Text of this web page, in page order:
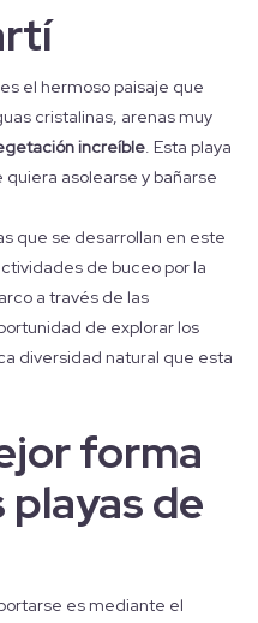
el hermoso paisaje que
cristalinas, arenas muy
increíble. Esta playa
asolearse y bañarse
que se desarrollan en este
de buceo por la
a través de las
de explorar los
diversidad natural que esta
forma
playas de
es mediante el